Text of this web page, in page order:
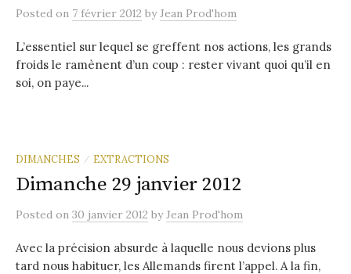
Posted on 7 février 2012 byJean Prod'hom
L’essentiel sur lequel se greffent nos actions, les grands
froids le ramènent d’un coup : rester vivant quoi qu’il en
soi, on paye...
DIMANCHES / EXTRACTIONS
Dimanche 29 janvier 2012
Posted on 30 janvier 2012 byJean Prod'hom
Avec la précision absurde à laquelle nous devions plus
tard nous habituer, les Allemands firent l’appel. A la fin,